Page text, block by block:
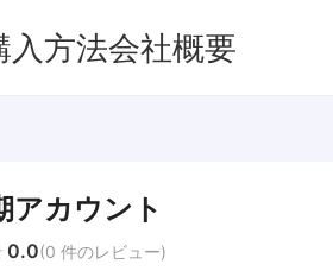
入方法会社概要
アカウント
0.0(0 件のレビュー)